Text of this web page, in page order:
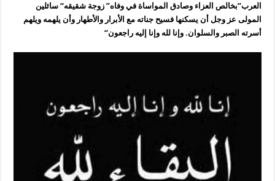
العرب”بخالص العزاء وصادق المواساة في وفاه” زوجة شقيقه“ سائلين
المولى عز وجل أن يسكنها فسيح جناته مع الأبرار والأطهار وأن يلهمه ويلهم
أسرته الصبر والسلوان. وإنا لله وإنا إليه راجعون“